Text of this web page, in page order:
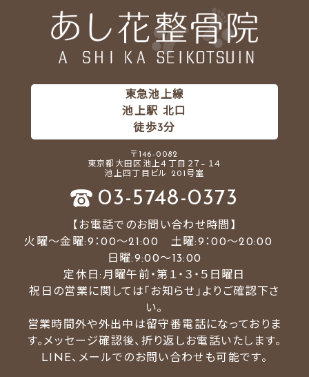
東急池上線
池上駅 北口
徒歩3分
〒146-0082
東京都大田区池上４丁目２７−１４
池上四丁目ビル 201号室
03-5748-0373
【お電話でのお問い合わせ時間】
火曜～金曜:9：00～21:00 土曜:9：00～20:00
日曜:9:00〜13:00
定休日:月曜午前・第１・３・５日曜日
祝日の営業に関しては「お知らせ」よりご確認下さ
い。
営業時間外や外出中は留守番電話になっておりま
す。メッセージ確認後、折り返しお電話いたします。
LINE、メールでのお問い合わせも可能です。